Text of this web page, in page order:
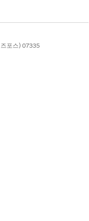
포스) 07335